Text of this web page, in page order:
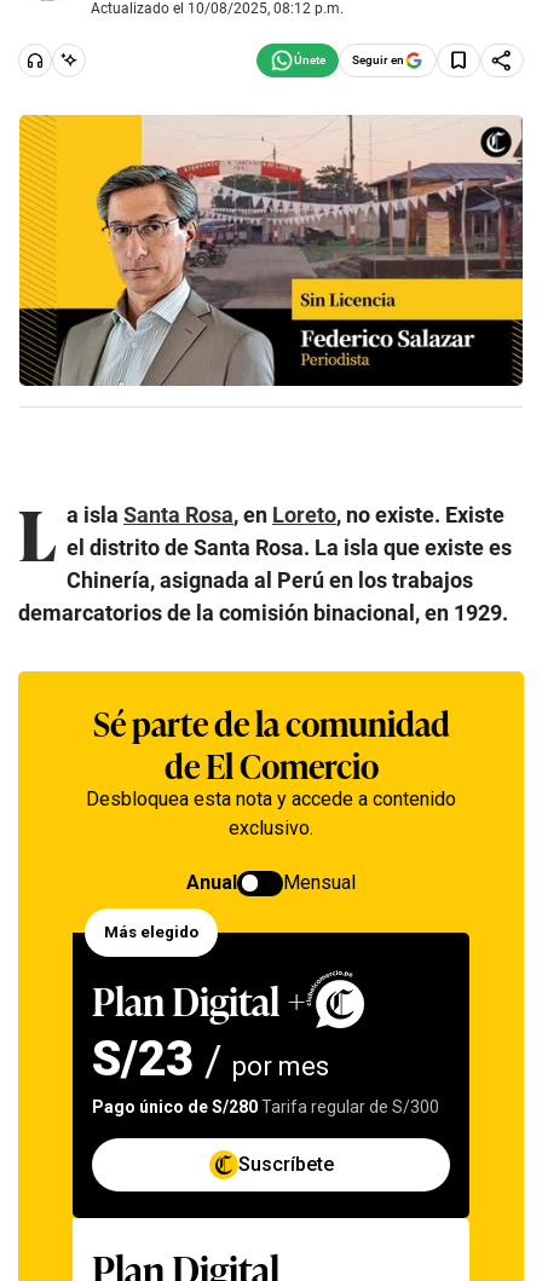
Actualizado el 10/08/2025, 08:12 p.m.
Seguir en
L a isla Santa Rosa, en Loreto, no existe. Existe
el distrito de Santa Rosa. La isla que existe es
Chinería, asignada al Perú en los trabajos
demarcatorios de la comisión binacional, en 1929.